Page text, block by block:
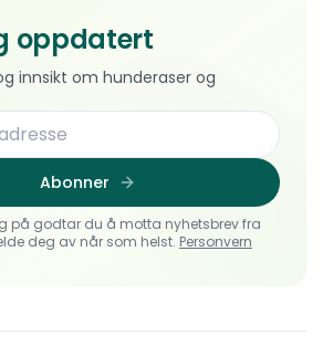
oppdatert
innsikt om hunderaser og
Abonner
på godtar du å motta nyhetsbrev fra
deg av når som helst. Personvern